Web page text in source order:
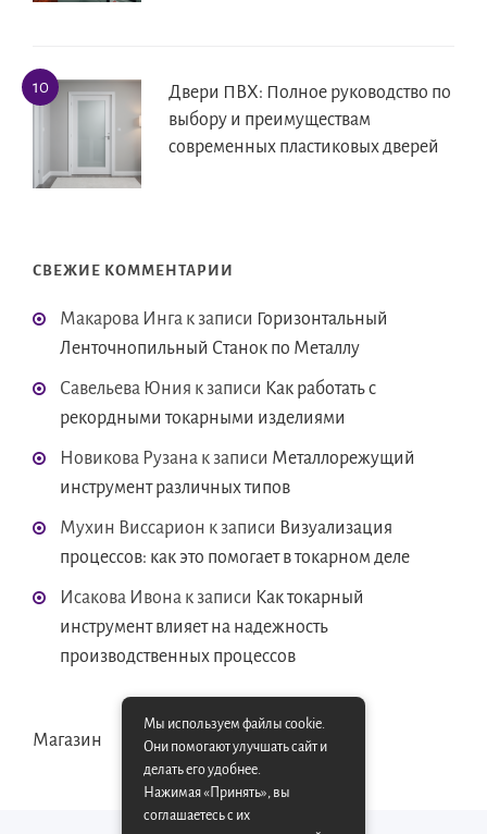
Двери ПВХ: Полное руководство по
выбору и преимуществам
современных пластиковых дверей
СВЕЖИЕ КОММЕНТАРИИ
Макарова Инга к записи Горизонтальный
Ленточнопильный Станок по Металлу
Савельева Юния к записи Как работать с
рекордными токарными изделиями
Новикова Рузана к записи Металлорежущий
инструмент различных типов
Мухин Виссарион к записи Визуализация
процессов: как это помогает в токарном деле
Исакова Ивона к записи Как токарный
инструмент влияет на надежность
производственных процессов
Магазин
Мы используем файлы cookie.
Они помогают улучшать сайт и
делать его удобнее.
Нажимая «Принять», вы
соглашаетесь с их